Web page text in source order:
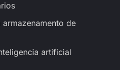
de
artificial